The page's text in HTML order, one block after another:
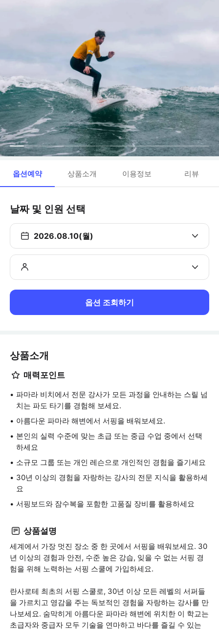
옵션예약 상품소개 이용정보 리뷰
날짜 및 인원 선택
2026.08.10(월)
옵션 조회하기
상품소개
매력포인트
파마라 비치에서 전문 강사가 모든 과정을 안내하는 스릴 넘
치는 파도 타기를 경험해 보세요.
아름다운 파마라 해변에서 서핑을 배워보세요.
본인의 실력 수준에 맞는 초급 또는 중급 수업 중에서 선택
하세요
소규모 그룹 또는 개인 레슨으로 개인적인 경험을 즐기세요
30년 이상의 경험을 자랑하는 강사의 전문 지식을 활용하세
요
서핑보드와 잠수복을 포함한 고품질 장비를 활용하세요
상품설명
세계에서 가장 멋진 장소 중 한 곳에서 서핑을 배워보세요. 30
년 이상의 경험과 안전, 수준 높은 강습, 잊을 수 없는 서핑 경
험을 위해 노력하는 서핑 스쿨에 가입하세요.
란사로테 최초의 서핑 스쿨로, 30년 이상 모든 레벨의 서퍼들
을 가르치고 영감을 주는 독보적인 경험을 자랑하는 강사를 만
나보세요. 숨막히게 아름다운 파마라 해변에 위치한 이 학교는
초급자와 중급자 모두 기술을 연마하고 바다를 즐길 수 있는